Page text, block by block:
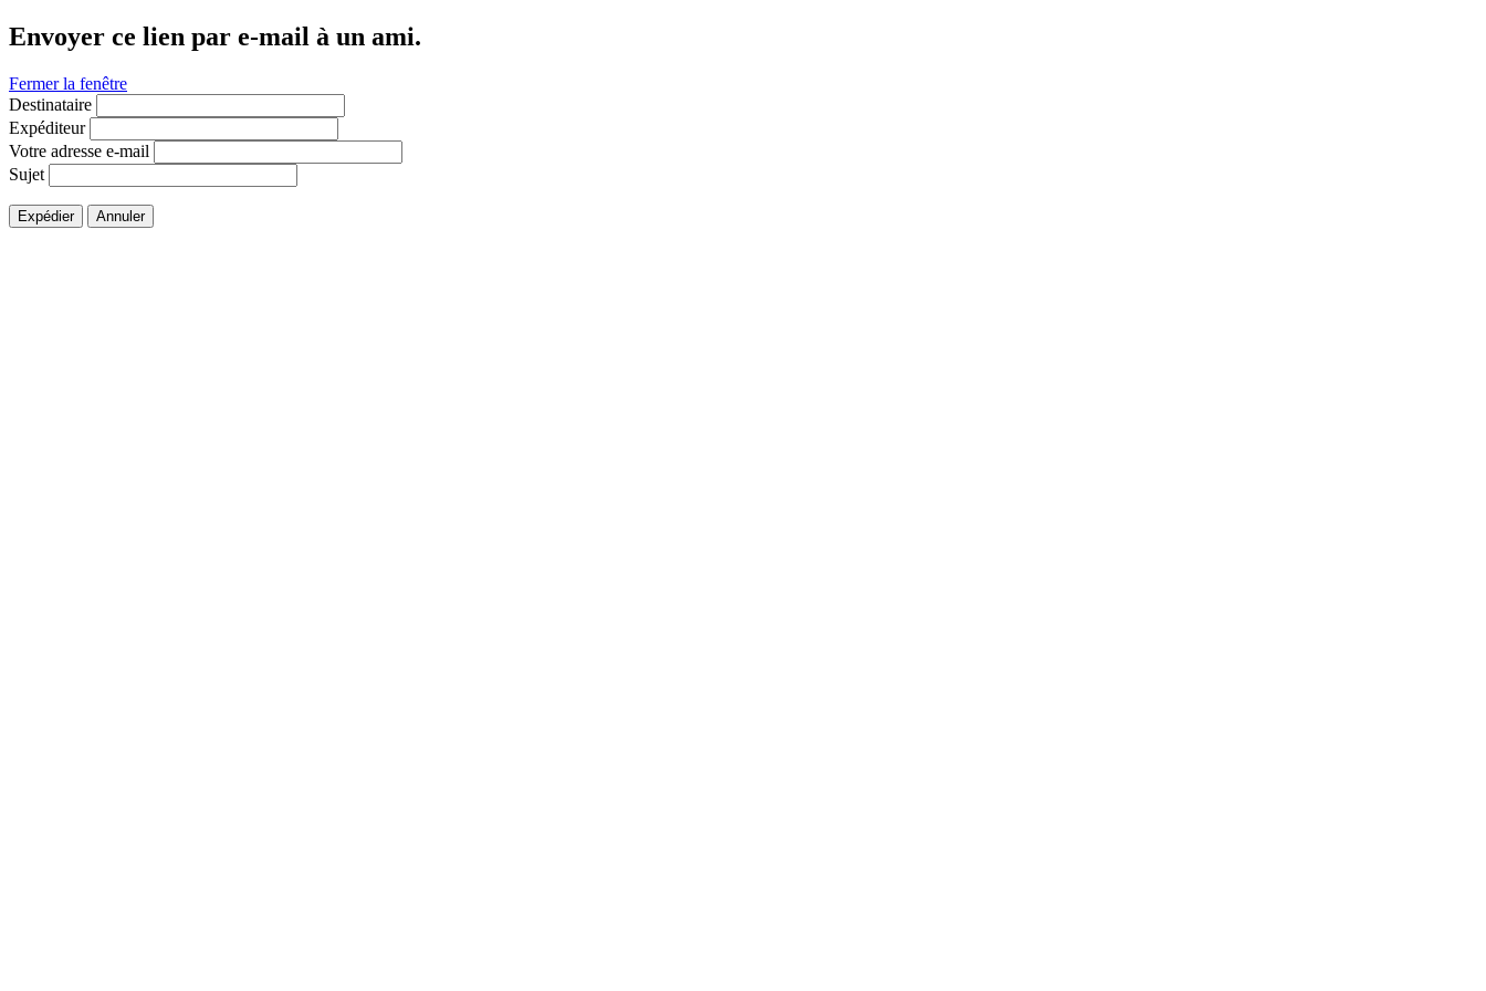
Envoyer ce lien par e-mail à un ami.
Fermer la fenêtre
Destinataire
Expéditeur
Votre adresse e-mail
Sujet
Expédier Annuler